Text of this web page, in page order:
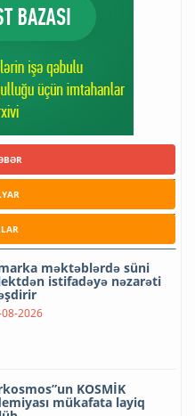
məktəblərdə süni
istifadəyə nəzarəti
2026
KOSMİK
mükafata layiq